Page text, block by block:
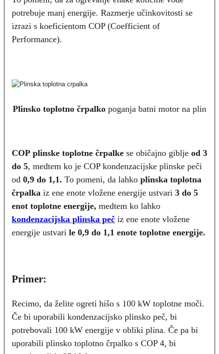
potrebuje manj energije. Razmerje učinkovitosti se
izrazi s koeficientom COP (Coefficient of
Performance).
Plinsko toplotno črpalko poganja batni motor na plin
COP plinske toplotne črpalke se običajno giblje od 3
do 5, medtem ko je COP kondenzacijske plinske peči
od 0,9 do 1,1. To pomeni, da lahko plinska toplotna
črpalka iz ene enote vložene energije ustvari 3 do 5
enot toplotne energije, medtem ko lahko
kondenzacijska plinska peč iz ene enote vložene
energije ustvari le 0,9 do 1,1 enote toplotne energije.
Primer:
Recimo, da želite ogreti hišo s 100 kW toplotne moči.
Če bi uporabili kondenzacijsko plinsko peč, bi
potrebovali 100 kW energije v obliki plina. Če pa bi
uporabili plinsko toplotno črpalko s COP 4, bi